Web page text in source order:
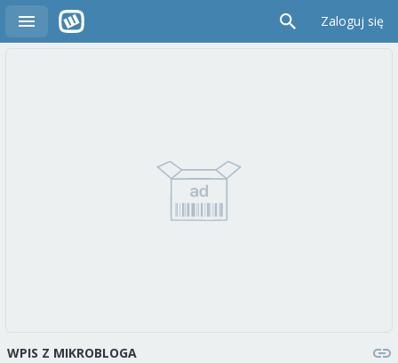
Zaloguj się
WPIS Z MIKROBLOGA